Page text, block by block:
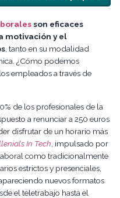
son eficaces
motivación y el
, tanto en su modalidad
¿Cómo podemos
empleados a través de
de los profesionales de la
a renunciar a 250 euros
disfrutar de un horario más
In Tech , impulsado por
como tradicionalmente
estrictos y presenciales,
nuevos formatos
el teletrabajo hasta el